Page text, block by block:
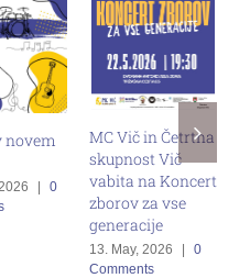
novem
0
MC Vič in Četrtna
skupnost Vič
vabita na Koncert
zborov za vse
generacije
13. May, 2026 |
0
Comments